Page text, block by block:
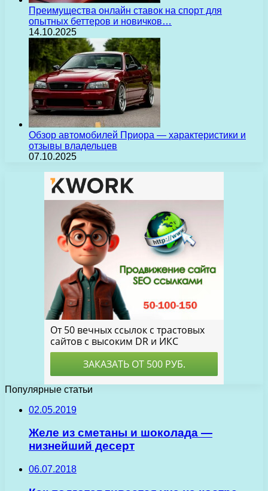
Преимущества онлайн ставок на спорт для
опытных беттеров и новичков…
14.10.2025
Обзор автомобилей Приора — характеристики и
отзывы владельцев
07.10.2025
Популярные статьи
02.05.2019
Желе из сметаны и шоколада —
низнейший десерт
06.07.2018